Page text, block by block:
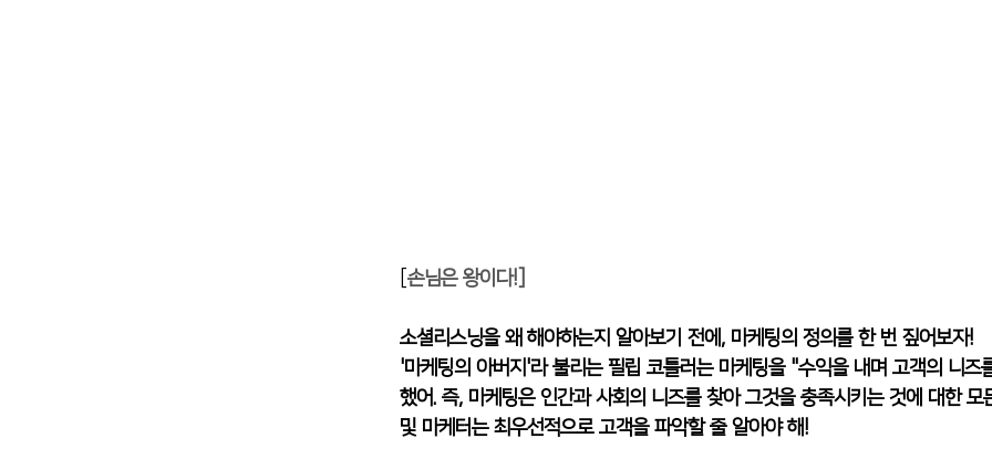
손님은 왕이다!]
소셜리스닝을 왜 해야하는지 알아보기 전에, 마케팅의 정의를 한 번 짚어보자!
'마케팅의 아버지'라 불리는 필립 코틀러는 마케팅을 "수익을 내며 고객의 니즈
했어. 즉, 마케팅은 인간과 사회의 니즈를 찾아 그것을 충족시키는 것에 대한
및 마케터는 최우선적으로 고객을 파악할 줄 알아야 해!